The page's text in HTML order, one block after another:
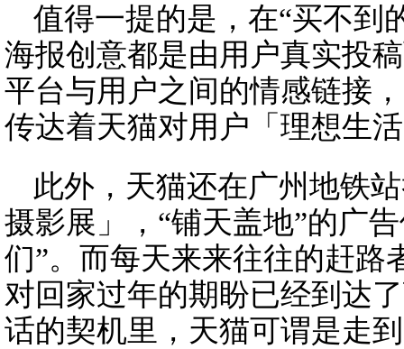
值得一提的是，在“买不到
海报创意都是由用户真实投
平台与用户之间的情感链接
传达着天猫对用户「理想生
此外，天猫还在广州地铁
摄影展」，“铺天盖地”的广
们”。而每天来来往往的赶路
对回家过年的期盼已经到达
话的契机里，天猫可谓是走